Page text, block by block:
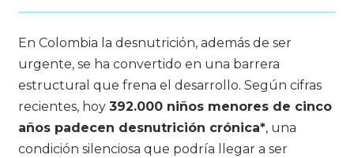
En Colombia la desnutrición, además de ser
urgente, se ha convertido en una barrera
estructural que frena el desarrollo. Según cifras
recientes, hoy 392.000 niños menores de cinco
años padecen desnutrición crónica*, una
condición silenciosa que podría llegar a ser